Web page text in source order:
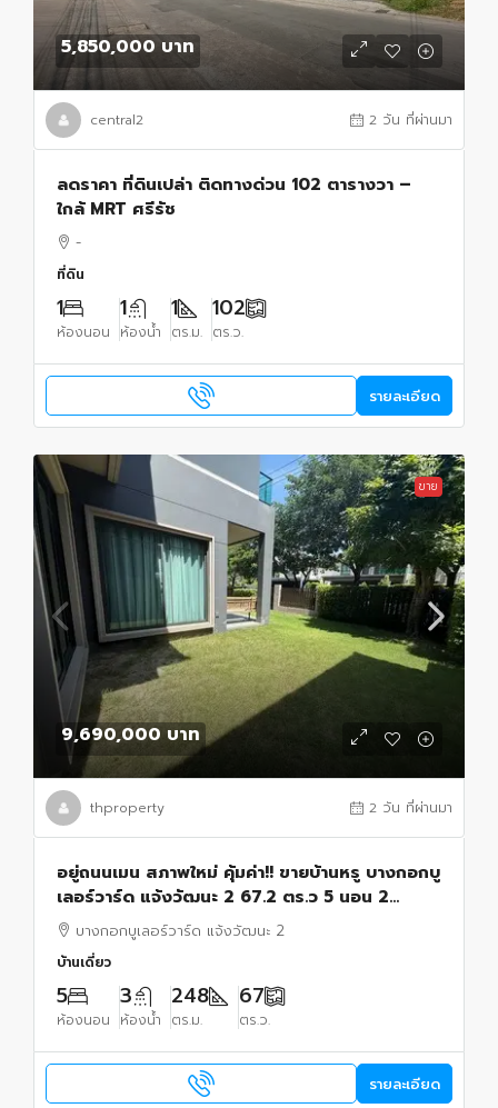
5,850,000 บาท
central2 2 วัน ที่ผ่านมา
ลดราคา ที่ดินเปล่า ติดทางด่วน 102 ตารางวา –
ใกล้ MRT ศรีรัช
-
ที่ดิน
1
ห้องนอน
1
ห้องน้ำ
1
ตร.ม.
102
ตร.ว.
รายละเอียด
ขาย
9,690,000 บาท
thproperty 2 วัน ที่ผ่านมา
อยู่ถนนเมน สภาพใหม่ คุ้มค่า!! ขายบ้านหรู บางกอกบู
เลอร์วาร์ด แจ้งวัฒนะ 2 67.2 ตร.ว 5 นอน 2
รับแขก !
บางกอกบูเลอร์วาร์ด แจ้งวัฒนะ 2
บ้านเดี่ยว
5
ห้องนอน
3
ห้องน้ำ
248
ตร.ม.
67
ตร.ว.
รายละเอียด